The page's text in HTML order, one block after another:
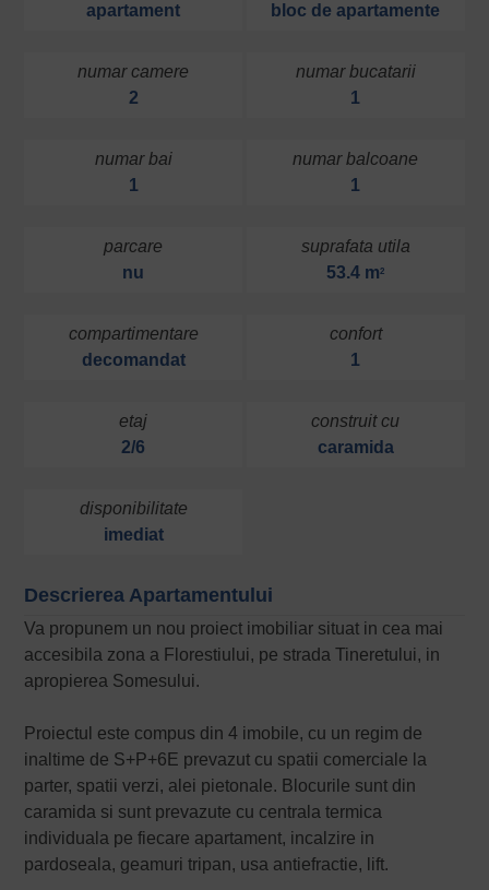
apartament
bloc de apartamente
numar camere
2
numar bucatarii
1
numar bai
1
numar balcoane
1
parcare
nu
suprafata utila
53.4 m2
compartimentare
decomandat
confort
1
etaj
2/6
construit cu
caramida
disponibilitate
imediat
Descrierea Apartamentului
Va propunem un nou proiect imobiliar situat in cea mai
accesibila zona a Florestiului, pe strada Tineretului, in
apropierea Somesului.
Proiectul este compus din 4 imobile, cu un regim de
inaltime de S+P+6E prevazut cu spatii comerciale la
parter, spatii verzi, alei pietonale. Blocurile sunt din
caramida si sunt prevazute cu centrala termica
individuala pe fiecare apartament, incalzire in
pardoseala, geamuri tripan, usa antiefractie, lift.